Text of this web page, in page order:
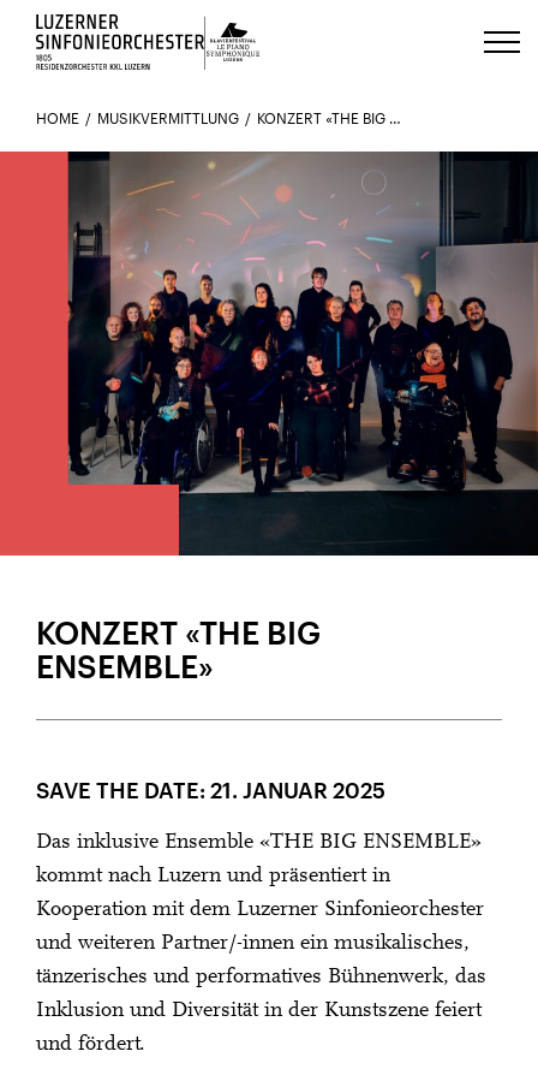
Luzerns Klavierfestival «Le Piano
HOME MUSIKVERMITTLUNG KONZERT «THE BIG ENSEMBLE»
KONZERT «THE BIG
ENSEMBLE»
SAVE THE DATE: 21. JANUAR 2025
Das inklusive Ensemble «THE BIG ENSEMBLE»
kommt nach Luzern und präsentiert in
Kooperation mit dem Luzerner Sinfonieorchester
und weiteren Partner/-innen ein musikalisches,
tänzerisches und performatives Bühnenwerk, das
Inklusion und Diversität in der Kunstszene feiert
und fördert.